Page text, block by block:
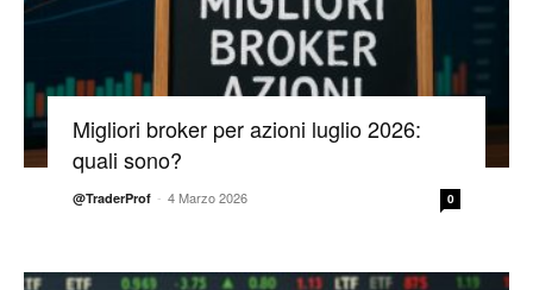
Migliori broker per azioni luglio 2026:
quali sono?
@TraderProf - 4 Marzo 2026 0